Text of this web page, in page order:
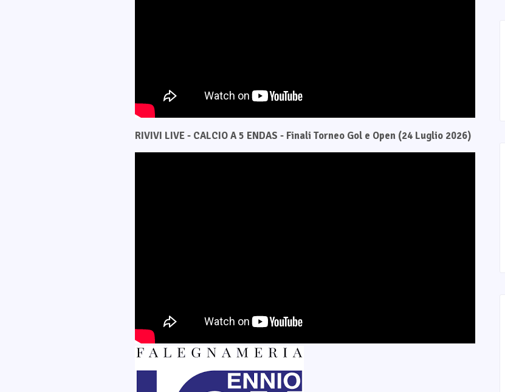
RIVIVI LIVE - CALCIO A 5 ENDAS - Finali Torneo Gol e Open (24 Luglio 2026)